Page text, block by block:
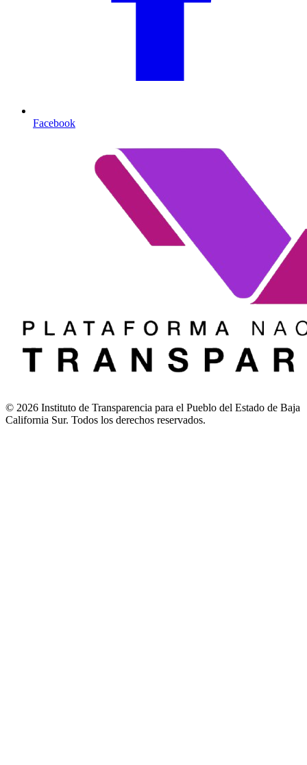
Facebook
© 2026 Instituto de Transparencia para el Pueblo del Estado de Baja
California Sur. Todos los derechos reservados.